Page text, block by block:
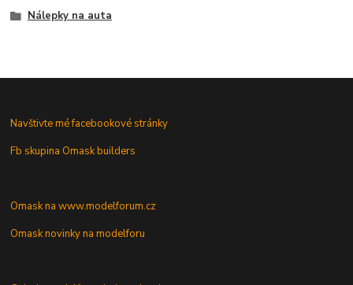
Nálepky na auta
Navštivte mé facebookové stránky
Fb skupina Omask builders
Omask na www.modelforum.cz
Omask novinky na modelforu